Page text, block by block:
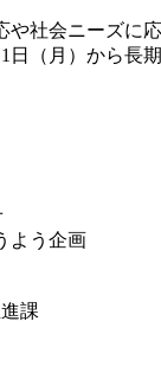
社会ニーズに
日（月）から長
よう企画
課